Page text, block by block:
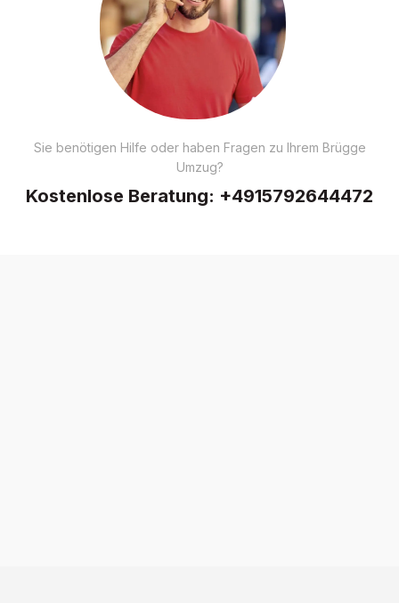
Sie benötigen Hilfe oder haben Fragen zu Ihrem Brügge
Umzug?
Kostenlose Beratung: +4915792644472